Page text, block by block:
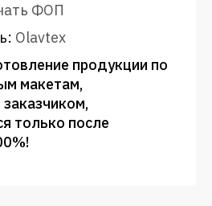
ФОП
Olavtex
продукции по
макетам,
только после